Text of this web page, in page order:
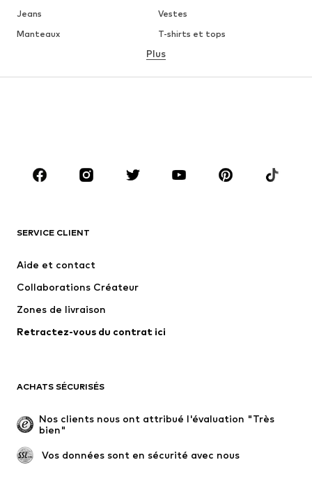
Jeans
Vestes
Manteaux
T-shirts et tops
Lingerie
Jupes
Blouses et tuniques
Accessoires
Premium
Nouveautés
Lingerie
Manteaux
Jupes
Occasions spéciales
Exclusif
Remise à neuf
Plus
SERVICE CLIENT
Aide et contact
Collaborations Créateur
Zones de livraison
Retractez-vous du contrat ici
ACHATS SÉCURISÉS
Nos clients nous ont attribué l'évaluation "Très
bien"
Vos données sont en sécurité avec nous